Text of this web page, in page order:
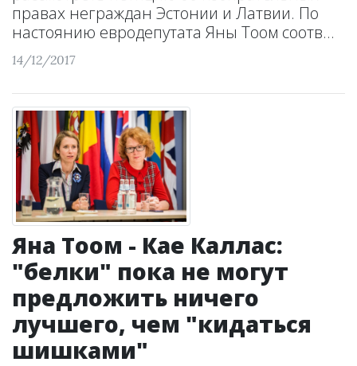
правах неграждан Эстонии и Латвии. По
настоянию евродепутата Яны Тоом соотв...
14/12/2017
Яна Тоом - Кае Каллас:
"белки" пока не могут
предложить ничего
лучшего, чем "кидаться
шишками"